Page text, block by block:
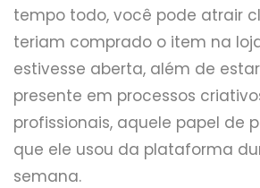
tempo todo, você pode atrair
teriam comprado o item na
estivesse aberta, além de
presente em processos
profissionais, aquele papel de
que ele usou da plataforma
semana.